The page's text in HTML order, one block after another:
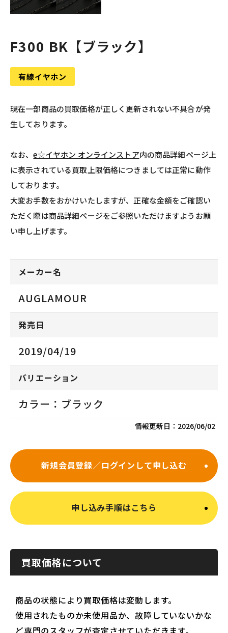
F300 BK【ブラック】
有線イヤホン
現在一部商品の買取価格が正しく更新されない不具合が発
生しております。
なお、e☆イヤホン オンラインストア内の商品詳細ページ上
に表示されている買取上限価格につきましては正常に動作
しております。
大変お手数をおかけいたしますが、正確な金額をご確認い
ただく際は商品詳細ページをご参照いただけますようお願
い申し上げます。
メーカー名
AUGLAMOUR
発売日
2019/04/19
バリエーション
カラー：ブラック
情報更新日： 2026/06/02
新規会員登録／ログインして申し込む
申し込み手順はこちら
買取価格について
商品の状態により買取価格は変動します。
使用されたものか未使用品か、故障していないかな
ど専門のスタッフが査定させていただきます。